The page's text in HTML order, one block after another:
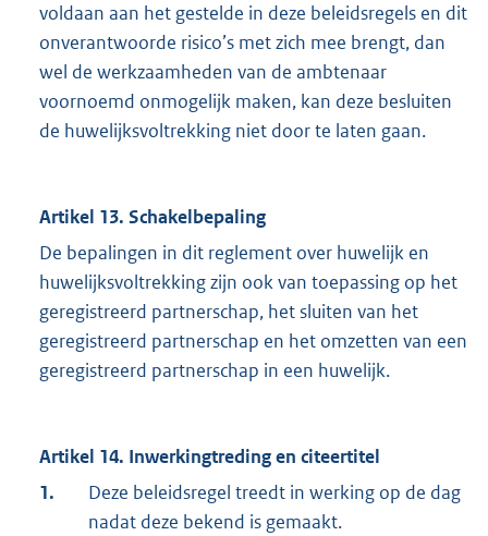
voldaan aan het gestelde in deze beleidsregels en dit
onverantwoorde risico’s met zich mee brengt, dan
wel de werkzaamheden van de ambtenaar
voornoemd onmogelijk maken, kan deze besluiten
de huwelijksvoltrekking niet door te laten gaan.
Artikel 13. Schakelbepaling
De bepalingen in dit reglement over huwelijk en
huwelijksvoltrekking zijn ook van toepassing op het
geregistreerd partnerschap, het sluiten van het
geregistreerd partnerschap en het omzetten van een
geregistreerd partnerschap in een huwelijk.
Artikel 14. Inwerkingtreding en citeertitel
1.
Deze beleidsregel treedt in werking op de dag
nadat deze bekend is gemaakt.